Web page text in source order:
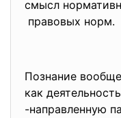
смысл
правовых норм.
Познание
как
-направленную